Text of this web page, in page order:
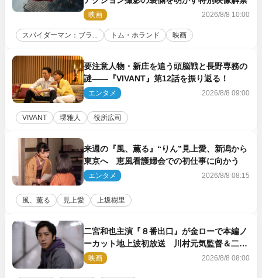
映画 2026/8/8 10:00
スパイダーマン：ブラ... トム・ホランド 映画
要注意人物・新庄を追う頭脳戦と長野専務の
謎――『VIVANT』第12話を振り返る！
エンタメ 2026/8/8 09:00
VIVANT 堺雅人 役所広司
来週の『風、薫る』“りん”見上愛、新潟から
東京へ 恵風看護婦会での初仕事に向かう
エンタメ 2026/8/8 08:15
風、薫る 見上愛 上坂樹里
二宮和也主演『８番出口』が金ローで本編ノ
ーカット地上波初放送 川村元気監督＆二宮
コメント到着
映画 2026/8/8 08:00